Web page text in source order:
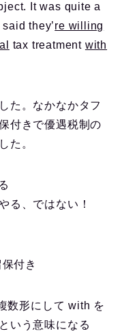
It was quite a
they’re willing
tax treatment with
た。なかなかタフ
付きで優遇税制の
た。
る、ではない！
付き
数形にして with を
いう意味になる